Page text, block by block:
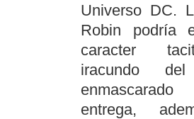
Universo DC.
Robin podría
caracter
iracundo del
entrega,